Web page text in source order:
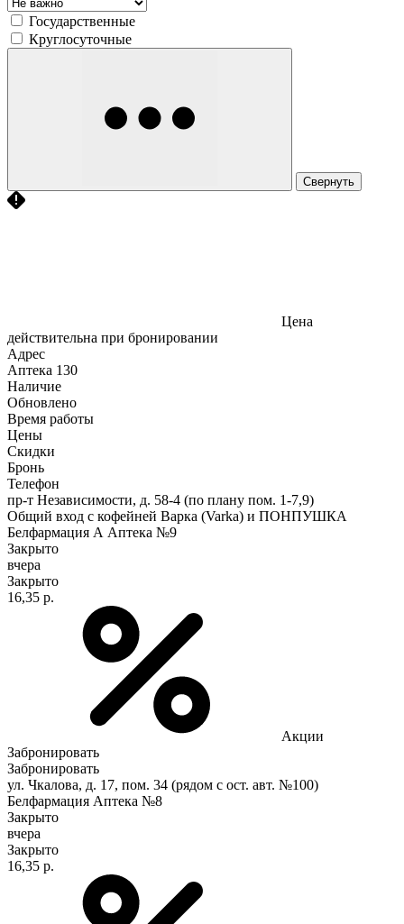
Государственные
Круглосуточные
Свернуть
Цена
действительна при бронировании
Адрес
Аптека 130
Наличие
Обновлено
Время работы
Цены
Скидки
Бронь
Телефон
пр-т Независимости, д. 58-4 (по плану пом. 1-7,9)
Общий вход с кофейней Варка (Varka) и ПОНПУШКА
Белфармация А Аптека №9
Закрыто
вчера
Закрыто
16,35 р.
Акции
Забронировать
Забронировать
ул. Чкалова, д. 17, пом. 34 (рядом с ост. авт. №100)
Белфармация Аптека №8
Закрыто
вчера
Закрыто
16,35 р.